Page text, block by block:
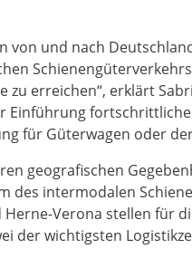
von und nach
zu erreichen“, erklärt
Einführung
für Güterwagen oder
geografischen
des intermodalen
Verona stellen für
der wichtigsten